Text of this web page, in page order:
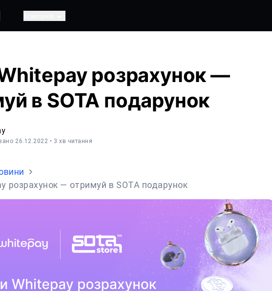
розрахунок —
в SOTA подарунок
26.12.2022 • 3 хв читання
розрахунок — отримуй в SOTA подарунок